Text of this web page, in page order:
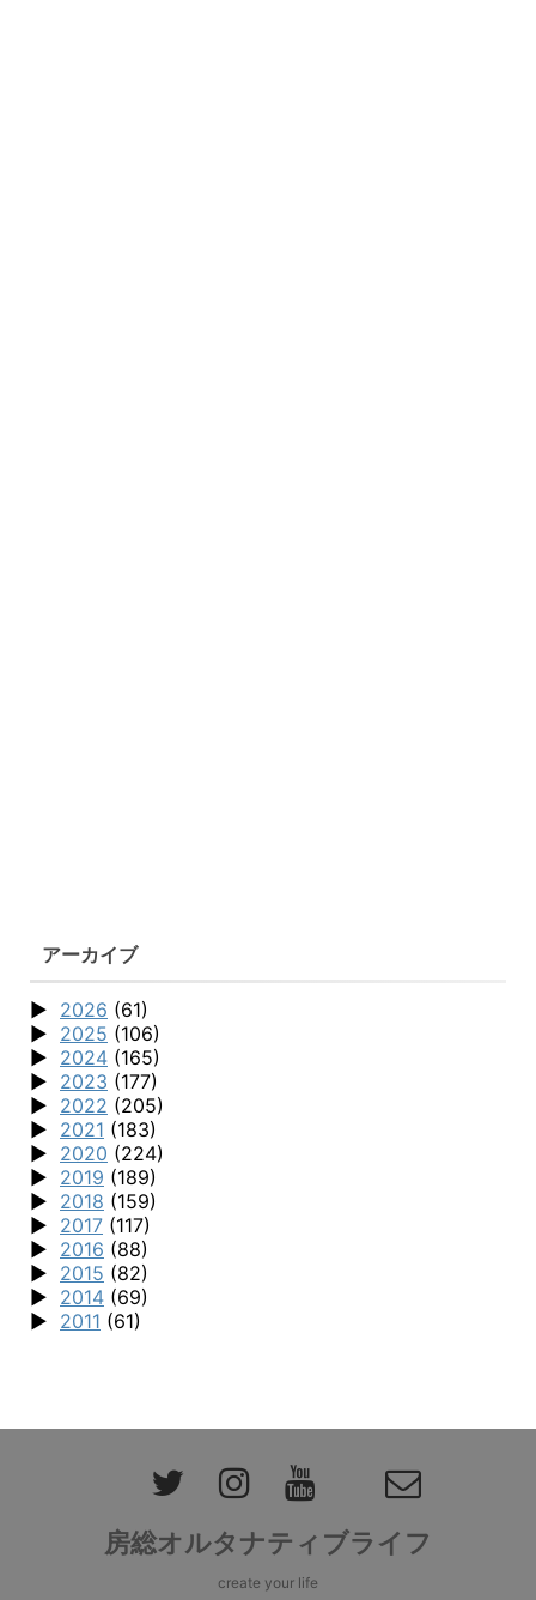
アーカイブ
2026 (61)
2025 (106)
2024 (165)
2023 (177)
2022 (205)
2021 (183)
2020 (224)
2019 (189)
2018 (159)
2017 (117)
2016 (88)
2015 (82)
2014 (69)
2011 (61)
房総オルタナティブライフ
create your life